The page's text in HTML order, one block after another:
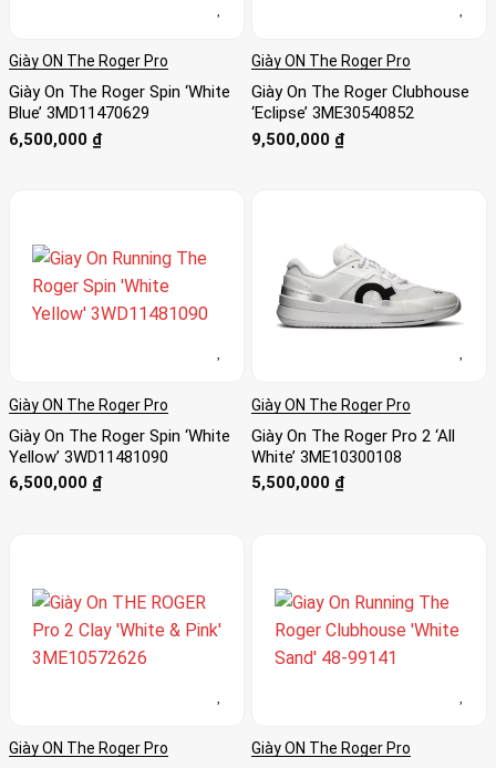
Giày ON The Roger Pro
Giày On The Roger Spin ‘White
Blue’ 3MD11470629
6,500,000 ₫
Giày ON The Roger Pro
Giày On The Roger Clubhouse
‘Eclipse’ 3ME30540852
9,500,000 ₫
Giày ON The Roger Pro
Giày On The Roger Spin ‘White
Yellow’ 3WD11481090
6,500,000 ₫
Giày ON The Roger Pro
Giày On The Roger Pro 2 ‘All
White’ 3ME10300108
5,500,000 ₫
Giày ON The Roger Pro Giày ON The Roger Pro